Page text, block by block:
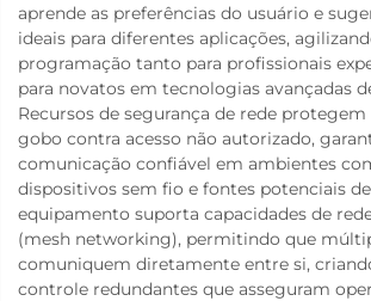
aprende as preferências do usuário e
ideais para diferentes aplicações,
programação tanto para profissionais
para novatos em tecnologias avançadas
Recursos de segurança de rede
gobo contra acesso não autorizado,
comunicação confiável em ambientes
dispositivos sem fio e fontes potenciais
equipamento suporta capacidades de
(mesh networking), permitindo que
comuniquem diretamente entre si,
controle redundantes que asseguram